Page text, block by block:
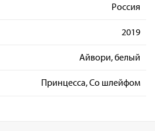
Россия
2019
Айвори, белый
Принцесса, Со шлейфом